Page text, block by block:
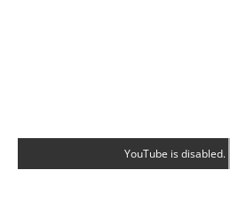
YouTube is disabled.